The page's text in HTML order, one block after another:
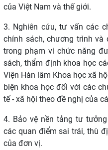
của Việt Nam và thế giới.
3. Nghiên cứu, tư vấn các
chính sách, chương trình
trong phạm vi chức năng
sách, thẩm định khoa học
Viện Hàn lâm Khoa học xã
biện khoa học đối với các
tế - xã hội theo đề nghị của
4. Bảo vệ nền tảng tư
các quan điểm sai trái, thù
của đơn vị.